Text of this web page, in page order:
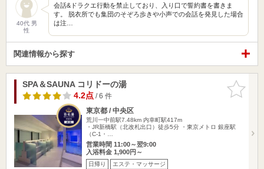
40代 男
性
会話&ドラクエ行動を禁止しており、入り口で誓約書を書きま
す。 脱衣所でも集団のそぞろ歩きや小声での会話を発見した場合
は注…
関連情報から探す
お気に入
りに追加
SPA＆SAUNA コリドーの湯
4.2点/ 6 件
東京都 / 中央区
荒川一中前駅7.48km 内幸町駅417m
・JR新橋駅（北改札出口）徒歩5分 ・東京メトロ 銀座駅
（C-1・…
営業時間 11:00～翌9:00
入浴料金 1,900円～
日帰り エステ・マッサージ